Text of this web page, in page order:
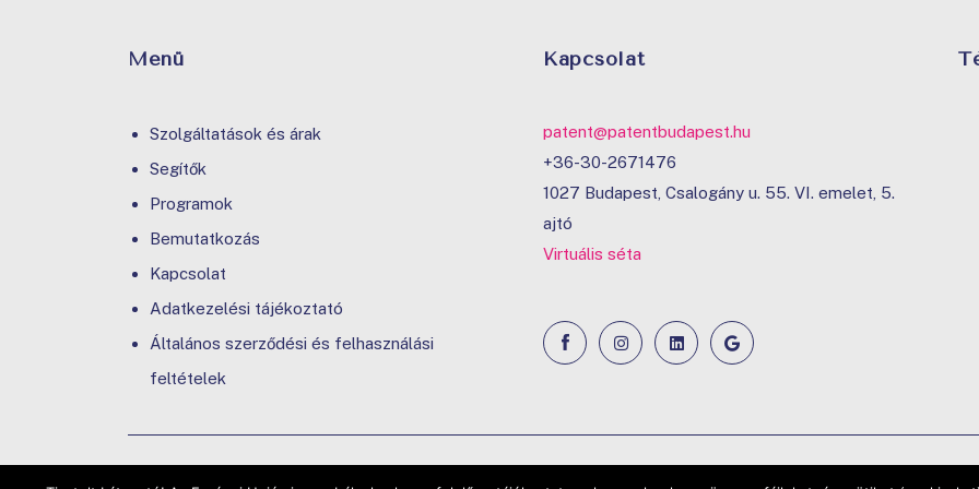
Menü
Szolgáltatások és árak
Segítők
Programok
Bemutatkozás
Kapcsolat
Adatkezelési tájékoztató
Általános szerződési és felhasználási
feltételek
Kapcsolat
patent@patentbudapest.hu
+36-30-2671476
1027 Budapest, Csalogány u. 55. VI. emelet, 5.
ajtó
Virtuális séta